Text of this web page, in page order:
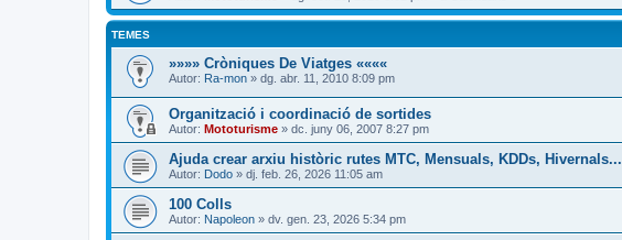
TEMES
»»»» Cròniques De Viatges ««««
Autor: Ra-mon » dg. abr. 11, 2010 8:09 pm
Organització i coordinació de sortides
Autor: Mototurisme » dc. juny 06, 2007 8:27 pm
Ajuda crear arxiu històric rutes MTC, Mensuals, KDDs, Hivernals...
Autor: Dodo » dj. feb. 26, 2026 11:05 am
100 Colls
Autor: Napoleon » dv. gen. 23, 2026 5:34 pm